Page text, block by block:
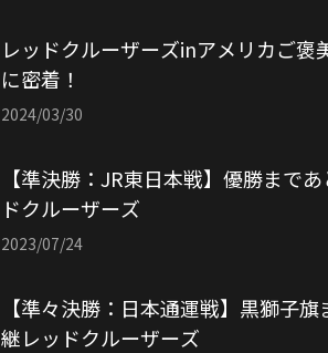
レッドクルーザーズinアメリカご
に密着！
2024/03/30
【準決勝：JR東日本戦】優勝まで
ドクルーザーズ
2023/07/24
【準々決勝：日本通運戦】黒獅子
継レッドクルーザーズ